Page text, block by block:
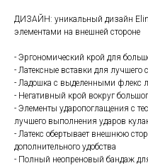
ДИЗАЙН: уникальный дизайн
элементами на внешней стороне
- Эргономический крой для
- Латексные вставки для лучшего
- Ладошка с выделенными флекс
- Негативный крой вокруг
- Элементы ударопоглащения с
лучшего выполнения ударов
- Латекс обертывает внешнюю
дополнительного удобства
- Полный неопреновый бандаж